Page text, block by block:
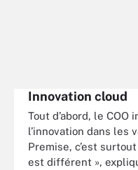
Innovation cloud
Tout d’abord, le COO
l’innovation dans les
Premise, c’est
est différent »,